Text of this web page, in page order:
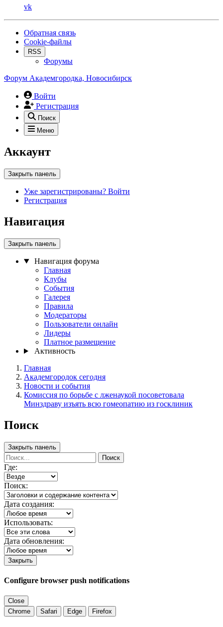
vk
Обратная связь
Cookie-файлы
RSS
Форумы
Форум Академгородка, Новосибирск
Войти
Регистрация
Поиск
Меню
Аккаунт
Закрыть панель
Уже зарегистрированы? Войти
Регистрация
Навигация
Закрыть панель
Навигация форума
Главная
Клубы
События
Галерея
Правила
Модераторы
Пользователи онлайн
Лидеры
Платное размещение
Активность
Главная
Академгородок сегодня
Новости и события
Комиссия по борьбе с лженаукой посоветовала
Минздраву изъять всю гомеопатию из госклиник
Поиск
Закрыть панель
Поиск
Где:
Поиск:
Дата создания:
Использовать:
Дата обновления:
Закрыть
Configure browser push notifications
Close
Chrome
Safari Edge Firefox